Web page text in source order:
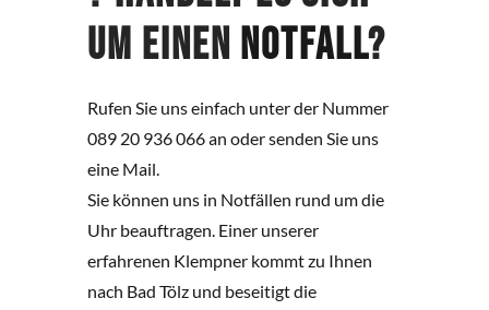
um einen Notfall?
Rufen Sie uns einfach unter der Nummer
089 20 936 066 an oder senden Sie uns
eine Mail.
Sie können uns in Notfällen rund um die
Uhr beauftragen. Einer unserer
erfahrenen Klempner kommt zu Ihnen
nach Bad Tölz und beseitigt die